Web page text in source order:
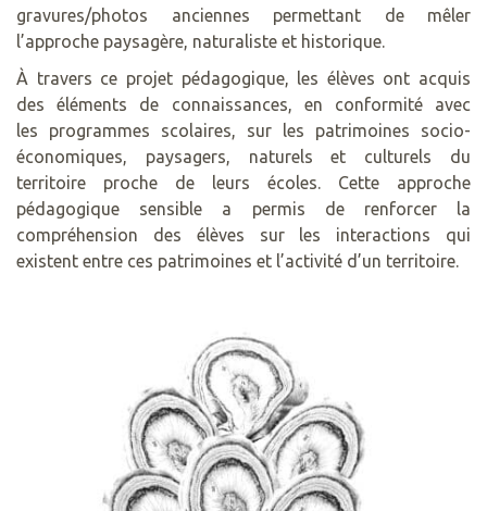
gravures/photos anciennes permettant de mêler
l’approche paysagère, naturaliste et historique.
À travers ce projet pédagogique, les élèves ont acquis
des éléments de connaissances, en conformité avec
les programmes scolaires, sur les patrimoines socio-
économiques, paysagers, naturels et culturels du
territoire proche de leurs écoles. Cette approche
pédagogique sensible a permis de renforcer la
compréhension des élèves sur les interactions qui
existent entre ces patrimoines et l’activité d’un territoire.